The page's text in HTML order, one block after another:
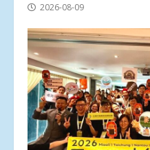
2026-08-09